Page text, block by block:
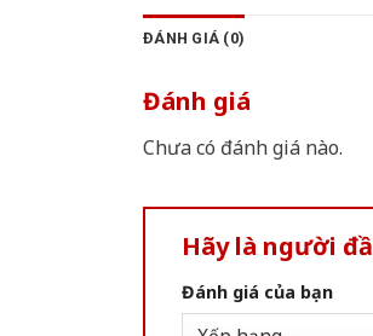
ĐÁNH GIÁ (0)
Đánh giá
Chưa có đánh giá nào.
Hãy là người
Đánh giá của bạn